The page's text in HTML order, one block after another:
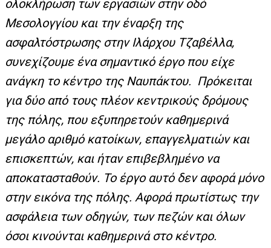
ολοκλήρωση των εργασιών στην οδό
Μεσολογγίου και την έναρξη της
ασφαλτόστρωσης στην Ιλάρχου Τζαβέλλα,
συνεχίζουμε ένα σημαντικό έργο που είχε
ανάγκη το κέντρο της Ναυπάκτου. Πρόκειται
για δύο από τους πλέον κεντρικούς δρόμους
της πόλης, που εξυπηρετούν καθημερινά
μεγάλο αριθμό κατοίκων, επαγγελματιών και
επισκεπτών, και ήταν επιβεβλημένο να
αποκατασταθούν. Το έργο αυτό δεν αφορά μόνο
στην εικόνα της πόλης. Αφορά πρωτίστως την
ασφάλεια των οδηγών, των πεζών και όλων
όσοι κινούνται καθημερινά στο κέντρο.